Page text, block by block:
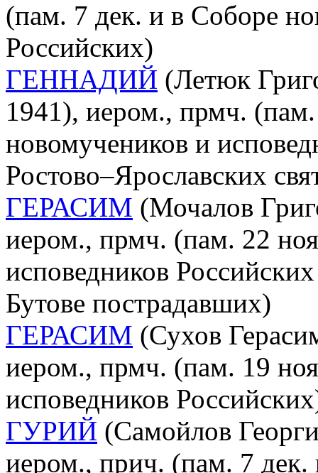
(пам. 7 дек. и в Соборе
Российских)
ГЕННАДИЙ (Летюк
1941), иером., прмч.
новомучеников и
Ростово–Ярославских
ГЕРАСИМ (Мочалов
иером., прмч. (пам. 22
исповедников
Бутове пострадавших)
ГЕРАСИМ (Сухов
иером., прмч. (пам. 19
исповедников
ГУРИЙ (Самойлов
иером., прич. (пам. 7